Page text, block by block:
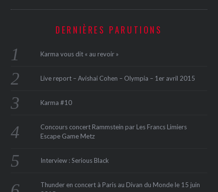
DERNIÈRES PARUTIONS
Karma vous dit « au revoir »
Live report – Avishai Cohen – Olympia – 1er avril 2015
Karma #10
Concours concert Rammstein par Les Francs Limiers
Escape Game Metz
Interview : Serious Black
Thunder en concert à Paris au Divan du Monde le 15 juin